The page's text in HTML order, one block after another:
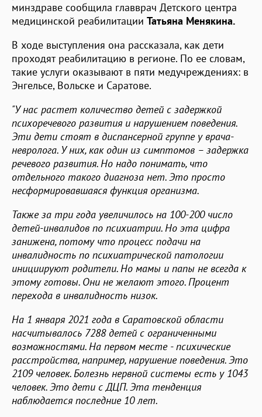
минздраве сообщила главврач Детского центра
медицинской реабилитации Татьяна Менякина.
В ходе выступления она рассказала, как дети
проходят реабилитацию в регионе. По ее словам,
такие услуги оказывают в пяти медучреждениях: в
Энгельсе, Вольске и Саратове.
"У нас растет количество детей с задержкой
психоречевого развития и нарушением поведения.
Эти дети стоят в диспансерной группе у врача-
невролога. У них, как один из симптомов – задержка
речевого развития. Но надо понимать, что
отдельного такого диагноза нет. Это просто
несформировавшаяся функция организма.
Также за три года увеличилось на 100-200 число
детей-инвалидов по психиатрии. Но эта цифра
занижена, потому что процесс подачи на
инвалидность по психиатрической патологии
инициируют родители. Но мамы и папы не всегда к
этому готовы. Они не желают этого. Процент
перехода в инвалидность низок.
На 1 января 2021 года в Саратовской области
насчитывалось 7288 детей с ограниченными
возможностями. На первом месте - психические
расстройства, например, нарушение поведения. Это
2109 человек. Болезнь нервной системы есть у 1043
человек. Это дети с ДЦП. Эта тенденция
наблюдается последние 10 лет.